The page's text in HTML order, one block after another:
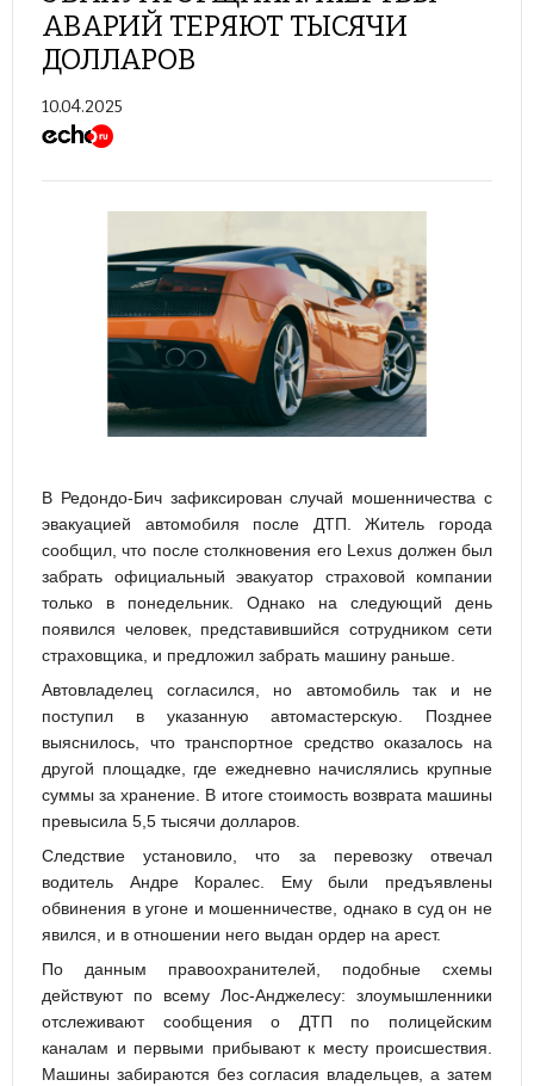
АВАРИЙ ТЕРЯЮТ ТЫСЯЧИ
ДОЛЛАРОВ
10.04.2025
В Редондо-Бич зафиксирован случай мошенничества с
эвакуацией автомобиля после ДТП. Житель города
сообщил, что после столкновения его Lexus должен был
забрать официальный эвакуатор страховой компании
только в понедельник. Однако на следующий день
появился человек, представившийся сотрудником сети
страховщика, и предложил забрать машину раньше.
Автовладелец согласился, но автомобиль так и не
поступил в указанную автомастерскую. Позднее
выяснилось, что транспортное средство оказалось на
другой площадке, где ежедневно начислялись крупные
суммы за хранение. В итоге стоимость возврата машины
превысила 5,5 тысячи долларов.
Следствие установило, что за перевозку отвечал
водитель Андре Коралес. Ему были предъявлены
обвинения в угоне и мошенничестве, однако в суд он не
явился, и в отношении него выдан ордер на арест.
По данным правоохранителей, подобные схемы
действуют по всему Лос-Анджелесу: злоумышленники
отслеживают сообщения о ДТП по полицейским
каналам и первыми прибывают к месту происшествия.
Машины забираются без согласия владельцев, а затем